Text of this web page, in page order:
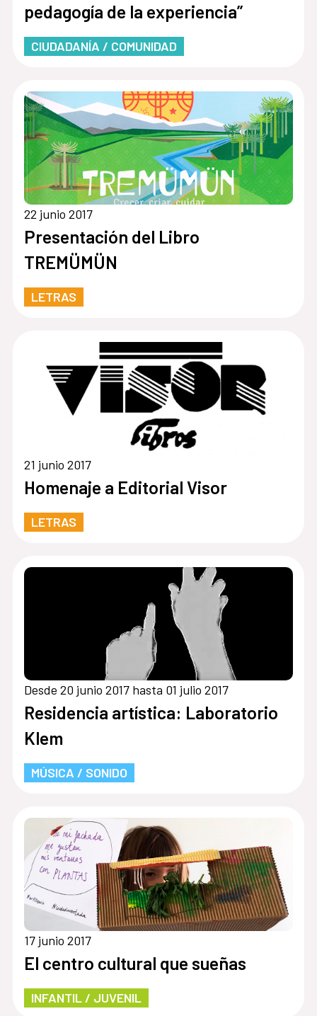
pedagogía de la experiencia”
CIUDADANÍA / COMUNIDAD
22 junio 2017
Presentación del Libro
TREMÜMÜN
LETRAS
21 junio 2017
Homenaje a Editorial Visor
LETRAS
Desde 20 junio 2017 hasta 01 julio 2017
Residencia artística: Laboratorio
Klem
MÚSICA / SONIDO
17 junio 2017
El centro cultural que sueñas
INFANTIL / JUVENIL